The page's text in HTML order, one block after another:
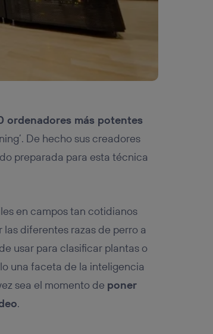
ordenadores más potentes
De hecho sus creadores
preparada para esta técnica
en campos tan cotidianos
diferentes razas de perro a
usar para clasificar plantas o
una faceta de la inteligencia
sea el momento de poner
.